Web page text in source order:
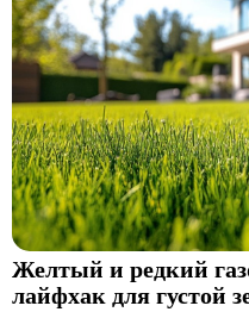
Желтый и редкий
лайфхак для густой